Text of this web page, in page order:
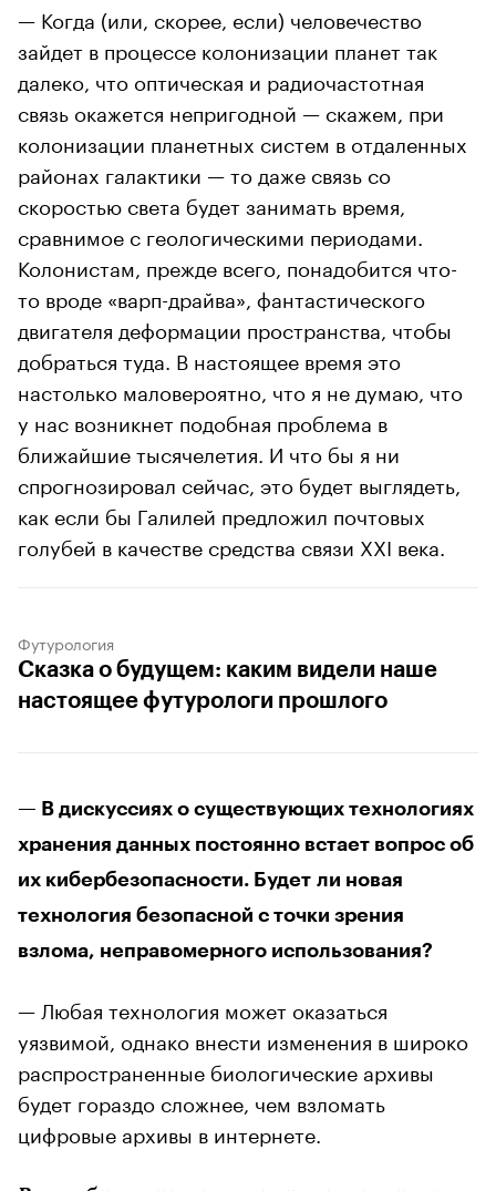
— Когда (или, скорее, если) человечество
зайдет в процессе колонизации планет так
далеко, что оптическая и радиочастотная
связь окажется непригодной — скажем, при
колонизации планетных систем в отдаленных
районах галактики — то даже связь со
скоростью света будет занимать время,
сравнимое с геологическими периодами.
Колонистам, прежде всего, понадобится что-
то вроде «варп-драйва», фантастического
двигателя деформации пространства, чтобы
добраться туда. В настоящее время это
настолько маловероятно, что я не думаю, что
у нас возникнет подобная проблема в
ближайшие тысячелетия. И что бы я ни
спрогнозировал сейчас, это будет выглядеть,
как если бы Галилей предложил почтовых
голубей в качестве средства связи XXI века.
Футурология
Сказка о будущем: каким видели наше
настоящее футурологи прошлого
— В дискуссиях о существующих технологиях
хранения данных постоянно встает вопрос об
их кибербезопасности. Будет ли новая
технология безопасной с точки зрения
взлома, неправомерного использования?
— Любая технология может оказаться
уязвимой, однако внести изменения в широко
распространенные биологические архивы
будет гораздо сложнее, чем взломать
цифровые архивы в интернете.